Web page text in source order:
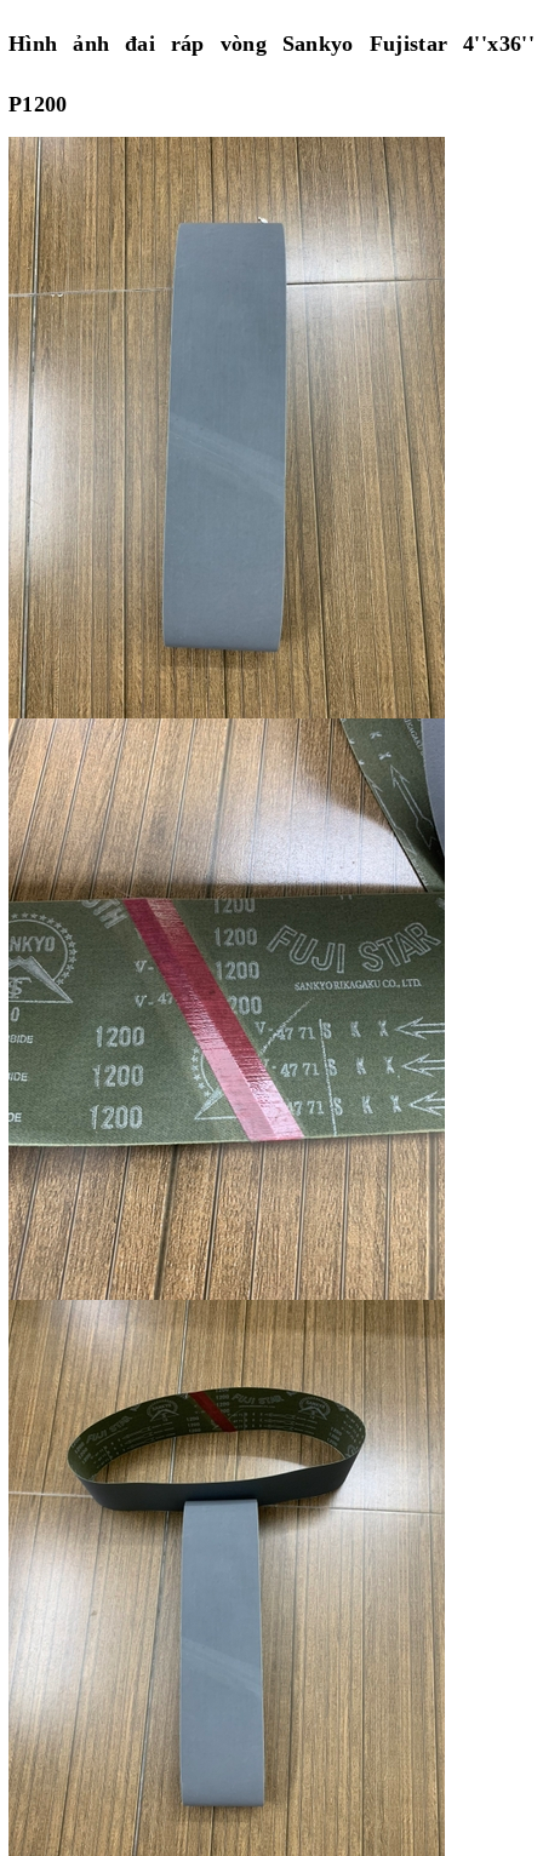
Hình ảnh đai ráp vòng Sankyo Fujistar 4''x36''
P1200